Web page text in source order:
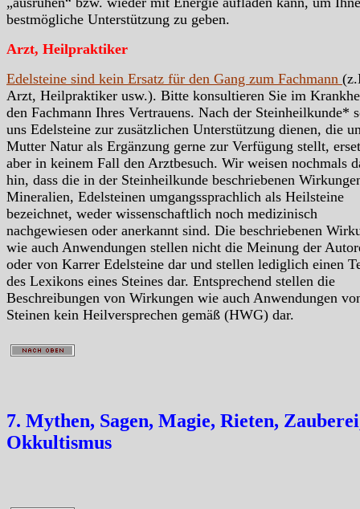
bestmögliche Unterstützung zu geben.
Arzt, Heilpraktiker
Edelsteine sind kein Ersatz für den Gang zum Fachmann
Arzt, Heilpraktiker usw.). Bitte konsultieren Sie im
den Fachmann Ihres Vertrauens. Nach der Steinheilkunde*
uns Edelsteine zur zusätzlichen Unterstützung dienen, die
Mutter Natur als Ergänzung gerne zur Verfügung stellt,
aber in keinem Fall den Arztbesuch. Wir weisen nochmals
hin, dass die in der Steinheilkunde beschriebenen
Mineralien, Edelsteinen umgangssprachlich als Heilsteine
bezeichnet, weder wissenschaftlich noch medizinisch
nachgewiesen oder anerkannt sind. Die beschriebenen
wie auch Anwendungen stellen nicht die Meinung der
oder von Karrer Edelsteine dar und stellen lediglich einen
des Lexikons eines Steines dar. Entsprechend stellen die
Beschreibungen von Wirkungen wie auch Anwendungen
Steinen kein Heilversprechen gemäß (HWG) dar.
7. Mythen, Sagen, Magie, Rieten,
Okkultismus